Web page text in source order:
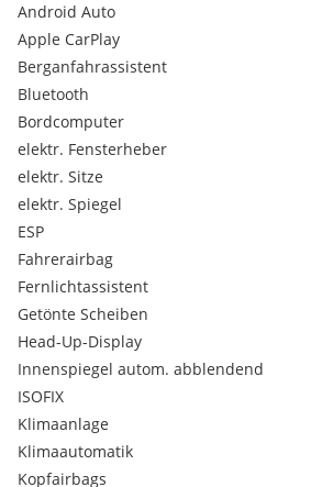
Android Auto
Apple CarPlay
Berganfahrassistent
Bluetooth
Bordcomputer
elektr. Fensterheber
elektr. Sitze
elektr. Spiegel
ESP
Fahrerairbag
Fernlichtassistent
Getönte Scheiben
Head-Up-Display
Innenspiegel autom. abblendend
ISOFIX
Klimaanlage
Klimaautomatik
Kopfairbags